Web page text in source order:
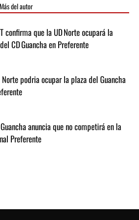
Más del autor
confirma que la UD Norte ocupará la
CD Guancha en Preferente
Norte podria ocupar la plaza del Guancha
anuncia que no competirá en la
Preferente